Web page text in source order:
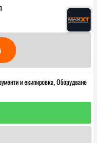
и екипировка,Оборудване